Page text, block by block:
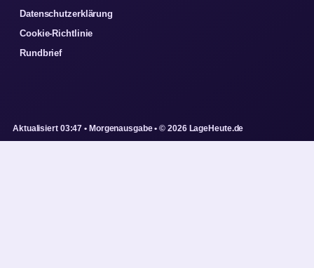
Datenschutzerklärung
Cookie-Richtlinie
Rundbrief
Aktualisiert 03:47 • Morgenausgabe • © 2026 LageHeute.de